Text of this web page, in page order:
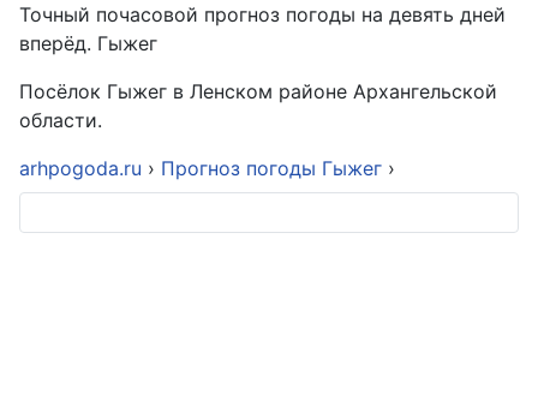
Точный почасовой прогноз погоды на девять дней
вперёд. Гыжег
Посёлок Гыжег в Ленском районе Архангельской
области.
arhpogoda.ru › Прогноз погоды Гыжег ›